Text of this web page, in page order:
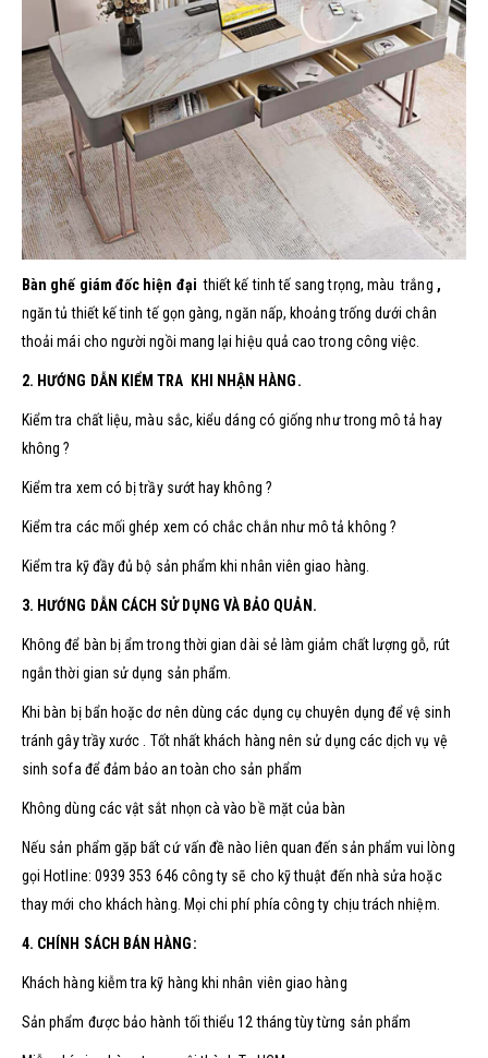
Bàn ghế giám đốc hiện đạithiết kế tinh tế sang trọng, màu trắng ,
ngăn tủ thiết kế tinh tế gọn gàng, ngăn nấp, khoảng trống dưới chân
thoải mái cho người ngồi mang lại hiệu quả cao trong công việc.
2. HƯỚNG DẪN KIỂM TRA KHI NHẬN HÀNG.
Kiểm tra chất liệu, màu sắc, kiểu dáng có giống như trong mô tả hay
không ?
Kiểm tra xem có bị trầy sướt hay không ?
Kiểm tra các mối ghép xem có chắc chắn như mô tả không ?
Kiểm tra kỹ đầy đủ bộ sản phẩm khi nhân viên giao hàng.
3. HƯỚNG DẪN CÁCH SỬ DỤNG VÀ BẢO QUẢN.
Không để bàn bị ẩm trong thời gian dài sẻ làm giảm chất lượng gỗ, rút
ngắn thời gian sử dụng sản phẩm.
Khi bàn bị bẩn hoặc dơ nên dùng các dụng cụ chuyên dụng để vệ sinh
tránh gây trầy xước . Tốt nhất khách hàng nên sử dụng các dịch vụ vệ
sinh sofa để đảm bảo an toàn cho sản phẩm
Không dùng các vật sắt nhọn cà vào bề mặt của bàn
Nếu sản phẩm gặp bất cứ vấn đề nào liên quan đến sản phẩm vui lòng
gọi Hotline: 0939 353 646 công ty sẽ cho kỹ thuật đến nhà sửa hoặc
thay mới cho khách hàng. Mọi chi phí phía công ty chịu trách nhiệm.
4. CHÍNH SÁCH BÁN HÀNG:
Khách hàng kiễm tra kỹ hàng khi nhân viên giao hàng
Sản phẩm được bảo hành tối thiểu 12 tháng tùy từng sản phẩm